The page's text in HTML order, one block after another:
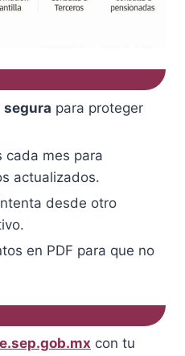
segura para proteger
cada mes para
actualizados.
desde otro
en PDF para que no
con tu